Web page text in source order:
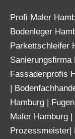
Profi Maler
Bodenleger
Parkettschleifer
Sanierungsfirma
Fassadenprofis
|
Hamburg |
Maler Hamburg |
Prozessmeister|